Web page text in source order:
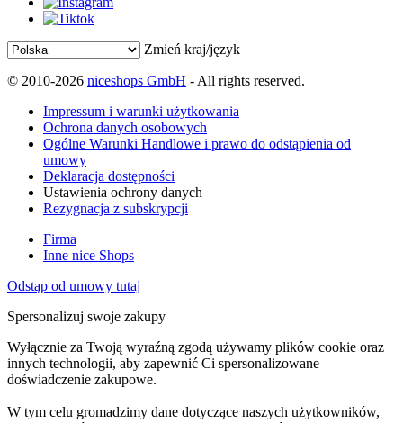
Zmień kraj/język
© 2010-2026 niceshops GmbH - All rights reserved.
Impressum i warunki użytkowania
Ochrona danych osobowych
Ogólne Warunki Handlowe i prawo do odstąpienia od
umowy
Deklaracja dostępności
Ustawienia ochrony danych
Rezygnacja z subskrypcji
Firma
Inne nice Shops
Odstąp od umowy tutaj
Spersonalizuj swoje zakupy
Wyłącznie za Twoją wyraźną zgodą używamy plików cookie oraz
innych technologii, aby zapewnić Ci spersonalizowane
doświadczenie zakupowe.
W tym celu gromadzimy dane dotyczące naszych użytkowników,